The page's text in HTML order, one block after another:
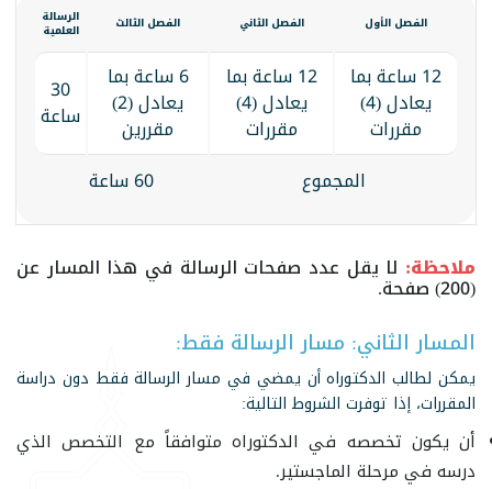
الفصل الأول الفصل الثاني الفصل الثالث الرسالة
العلمية
12 ساعة بما
يعادل (4)
مقررات
12 ساعة بما
يعادل (4)
مقررات
6 ساعة بما
يعادل (2)
مقررين
30
ساعة
المجموع
60 ساعة
ملاحظة: لا يقل عدد صفحات الرسالة في هذا المسار عن
(200) صفحة.
المسار الثاني: مسار الرسالة فقط:
يمكن لطالب الدكتوراه أن يمضي في مسار الرسالة فقط دون دراسة
المقررات، إذا توفرت الشروط التالية:
أن يكون تخصصه في الدكتوراه متوافقاً مع التخصص الذي
درسه في مرحلة الماجستير.